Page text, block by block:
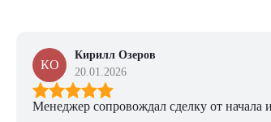
КО
Кирилл Озеров
20.01.2026
Менеджер сопровождал сделку от начала